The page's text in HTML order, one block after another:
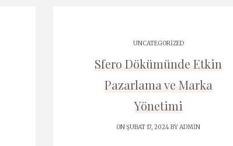
UNCATEGORIZED
Sfero Dökümünde Etkin
Pazarlama ve Marka
Yönetimi
ON ŞUBAT 17, 2024 BYADMIN